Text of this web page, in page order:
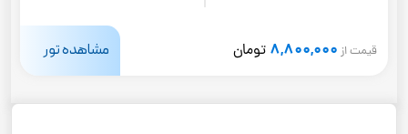
قیمت از 8,800,000 تومان مشاهده تور